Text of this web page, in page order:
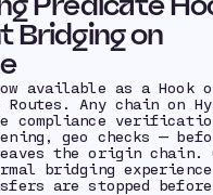
Bridging on
available as a Hook
Routes. Any chain on
compliance
geo checks —
the origin chain.
bridging
are stopped